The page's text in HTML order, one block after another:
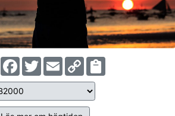
ShareFacebook
TwitterEmailCopy
Link